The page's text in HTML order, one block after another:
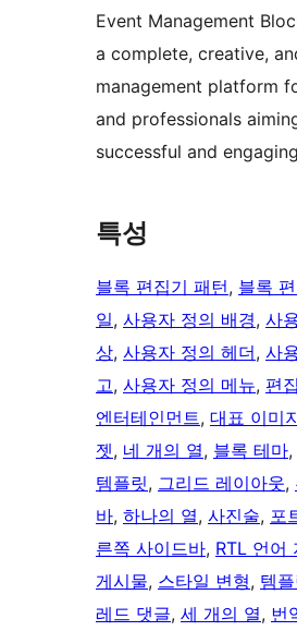
Event Management
a complete, creative,
management platform
and professionals
successful and
특성
블록 편집기 패턴, 블록
일, 사용자 정의 배경, 사
상, 사용자 정의 헤더, 사
고, 사용자 정의 메뉴, 편
엔터테인먼트, 대표 이미
젯, 네 개의 열, 블록 테마,
템플릿, 그리드 레이아웃,
바, 하나의 열, 사진술, 포
른쪽 사이드바, RTL 언어
게시물, 스타일 변형, 템
레드 댓글, 세 개의 열, 번